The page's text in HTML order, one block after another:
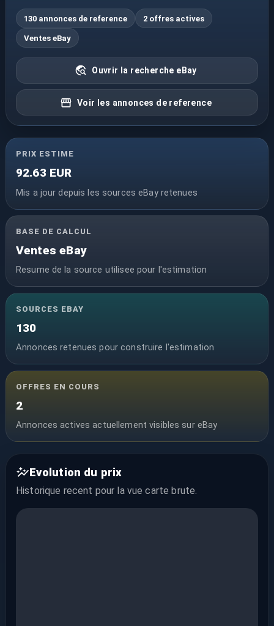
130 annonces de reference 2 offres actives
Ventes eBay
Ouvrir la recherche eBay
Voir les annonces de reference
PRIX ESTIME
92.63 EUR
Mis a jour depuis les sources eBay retenues
BASE DE CALCUL
Ventes eBay
Resume de la source utilisee pour l'estimation
SOURCES EBAY
130
Annonces retenues pour construire l'estimation
OFFRES EN COURS
2
Annonces actives actuellement visibles sur eBay
Evolution du prix
Historique recent pour la vuecarte brute.